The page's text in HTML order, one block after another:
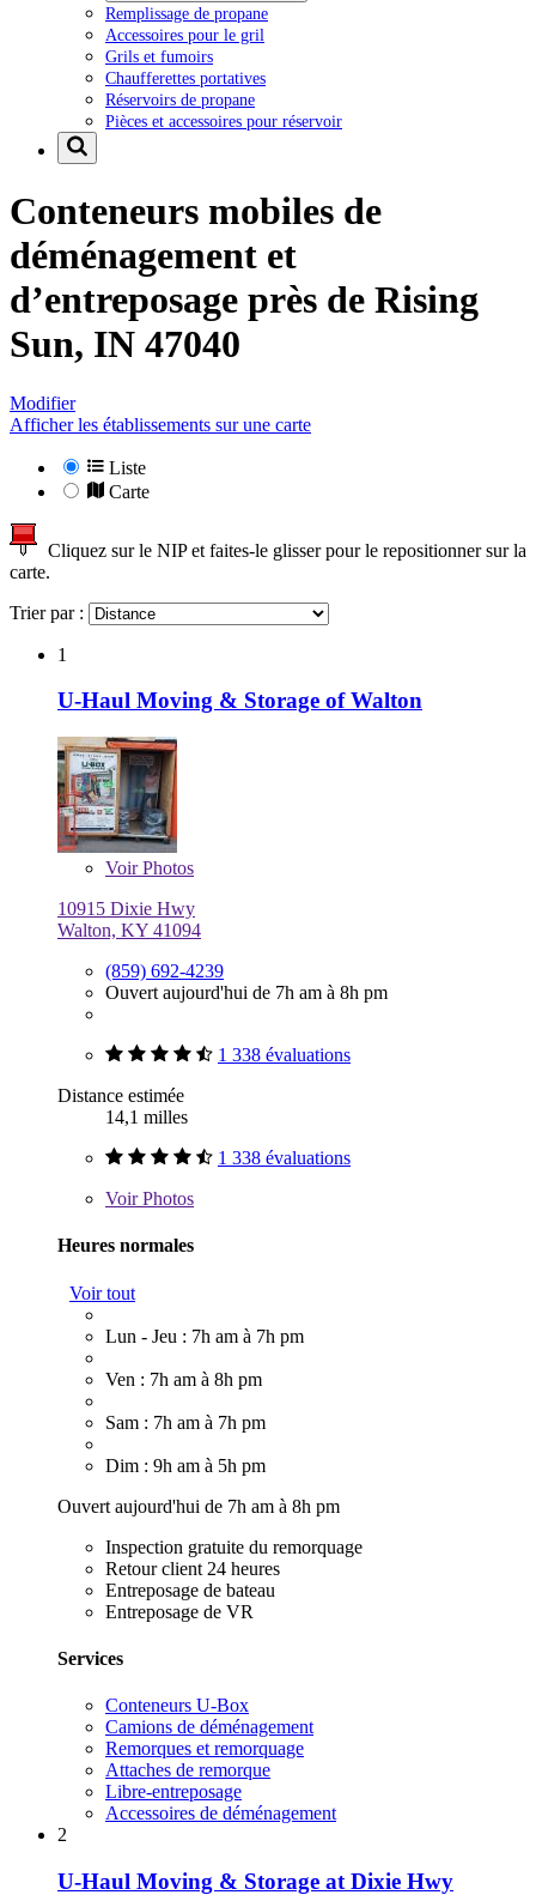
Remplissage de propane
Accessoires pour le gril
Grils et fumoirs
Chaufferettes portatives
Réservoirs de propane
Pièces et accessoires pour réservoir
Conteneurs mobiles de
déménagement et
d’entreposage près de Rising
Sun, IN 47040
Modifier
Afficher les établissements sur une carte
Liste
Carte
Cliquez sur le NIP et faites-le glisser pour le repositionner sur la
carte.
Trier par :
1
U-Haul Moving & Storage of Walton
VoirPhotos
10915 Dixie Hwy
Walton, KY 41094
(859) 692-4239
Ouvert aujourd'hui de 7h am à 8h pm
1 338 évaluations
Distance estimée
14,1 milles
1 338 évaluations
VoirPhotos
Heures normales
Voir tout
Lun - Jeu : 7h am à 7h pm
Ven : 7h am à 8h pm
Sam : 7h am à 7h pm
Dim : 9h am à 5h pm
Ouvert aujourd'hui de 7h am à 8h pm
Inspection gratuite du remorquage
Retour client 24 heures
Entreposage de bateau
Entreposage de VR
Services
Conteneurs U-Box
Camions de déménagement
Remorques et remorquage
Attaches de remorque
Libre-entreposage
Accessoires de déménagement
2
U-Haul Moving & Storage at Dixie Hwy